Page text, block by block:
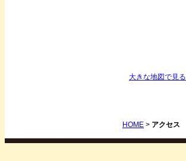
大きな地図で見る
HOME > アクセス